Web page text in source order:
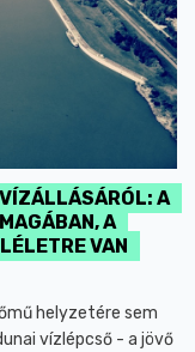
A
A
VAN
helyzetére sem
vízlépcső - a jövő